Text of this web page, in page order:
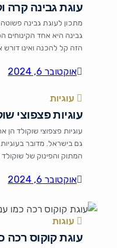
עוגת גבינה קרה
מתכון לעוגת גבינה
גבינה היא אחד הקינוחים
הזה קל להכנה ואינו
קראנצ'יות שמושלמת עם
או ביסקוויטים […]
אוקטובר 6, 2024
עוגיות
עוגיות פצפוצי
עוגיות פצפוצי שוקולד הן
גם בישראל. מדובר
המתוק והפינוק של
אוקטובר 6, 2024
עוגות
עוגת קוקוס רכה